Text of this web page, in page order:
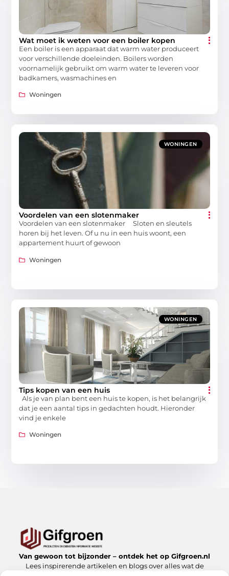
Wat moet ik weten voor een boiler kopen
Een boiler is een apparaat dat warm water produceert
voor verschillende doeleinden. Boilers worden
voornamelijk gebruikt om warm water te leveren voor
badkamers, wasmachines en
Woningen
WONINGEN
Voordelen van een slotenmaker
Voordelen van een slotenmaker Sloten en sleutels
horen bij het leven. Of u nu in een huis woont, een
appartement huurt of gewoon
Woningen
WONINGEN
Tips kopen van een huis
Als je van plan bent een huis te kopen, is het belangrijk
dat je een aantal tips in gedachten houdt. Hieronder
vind je enkele
Woningen
Van gewoon tot bijzonder – ontdek het op Gifgroen.nl
Lees inspirerende artikelen en blogs over alles wat de